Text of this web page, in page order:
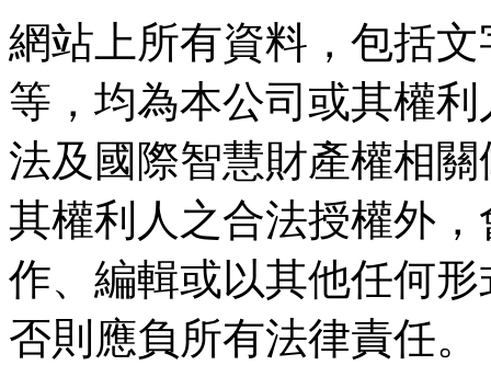
網站上所有資料，包括
等，均為本公司或其權
法及國際智慧財產權相
其權利人之合法授權外
作、編輯或以其他任何
否則應負所有法律責任。